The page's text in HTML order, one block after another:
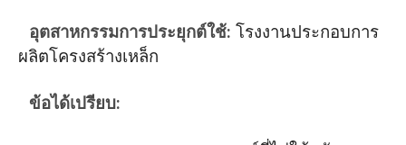
อุตสาหกรรมการประยุกต์ใช้: โรงงานประกอบการ
ผลิตโครงสร้างเหล็ก
ข้อได้เปรียบ: